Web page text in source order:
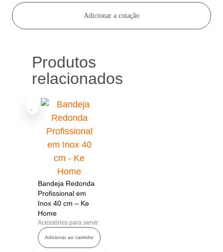
Adicionar a cotação
Produtos
relacionados
Bandeja Redonda
Profissional em
Inox 40 cm – Ke
Home
Acessórios para servir
Adicionar ao carrinho